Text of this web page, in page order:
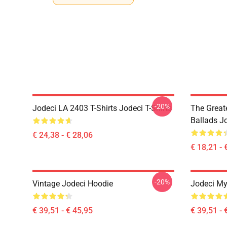
Jodeci LA 2403 T-Shirts Jodeci T-Shirts
€ 24,38 - € 28,06
-20%
The
Ballads
€ 18,21 -
Vintage Jodeci Hoodie
€ 39,51 - € 45,95
-20% Jodeci
€ 39,51 -